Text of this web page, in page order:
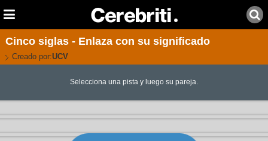
Cinco siglas - Enlaza con su significado
Creado por:UCV
Selecciona una pista y luego su pareja.